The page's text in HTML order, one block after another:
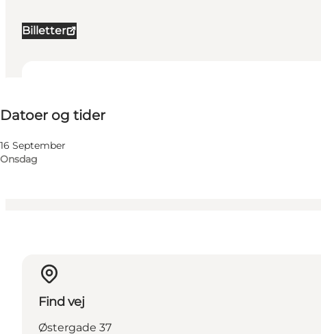
Billetter
Datoer og tider
16 September
Onsdag
Besøg hjemmeside
Min virksomhed, Mig selv, Min partner, Venner, Børn
Find vej
Østergade 37